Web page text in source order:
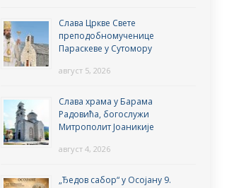
Слава Цркве Свете
преподобномученице
Параскеве у Сутомору
август 5, 2026
Слава храма у Барама
Радовића, богослужи
Митрополит Јоаникије
август 4, 2026
„Ђедов сабор“ у Осојану 9.